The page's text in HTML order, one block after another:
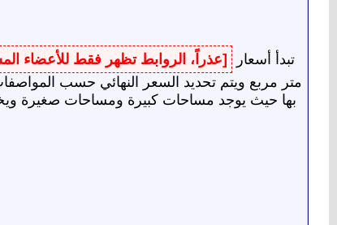
تبدأ أسعار [عذراً، الروابط تظهر فقط للأعضاء
متر مربع ويتم تحديد السعر النهائي حسب
بها حيث يوجد مساحات كبيرة ومساحات صغيرة